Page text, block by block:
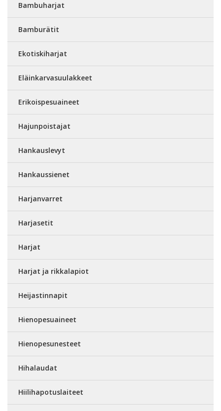
Bambuharjat
Bamburätit
Ekotiskiharjat
Eläinkarvasuulakkeet
Erikoispesuaineet
Hajunpoistajat
Hankauslevyt
Hankaussienet
Harjanvarret
Harjasetit
Harjat
Harjat ja rikkalapiot
Heijastinnapit
Hienopesuaineet
Hienopesunesteet
Hihalaudat
Hiilihapotuslaiteet